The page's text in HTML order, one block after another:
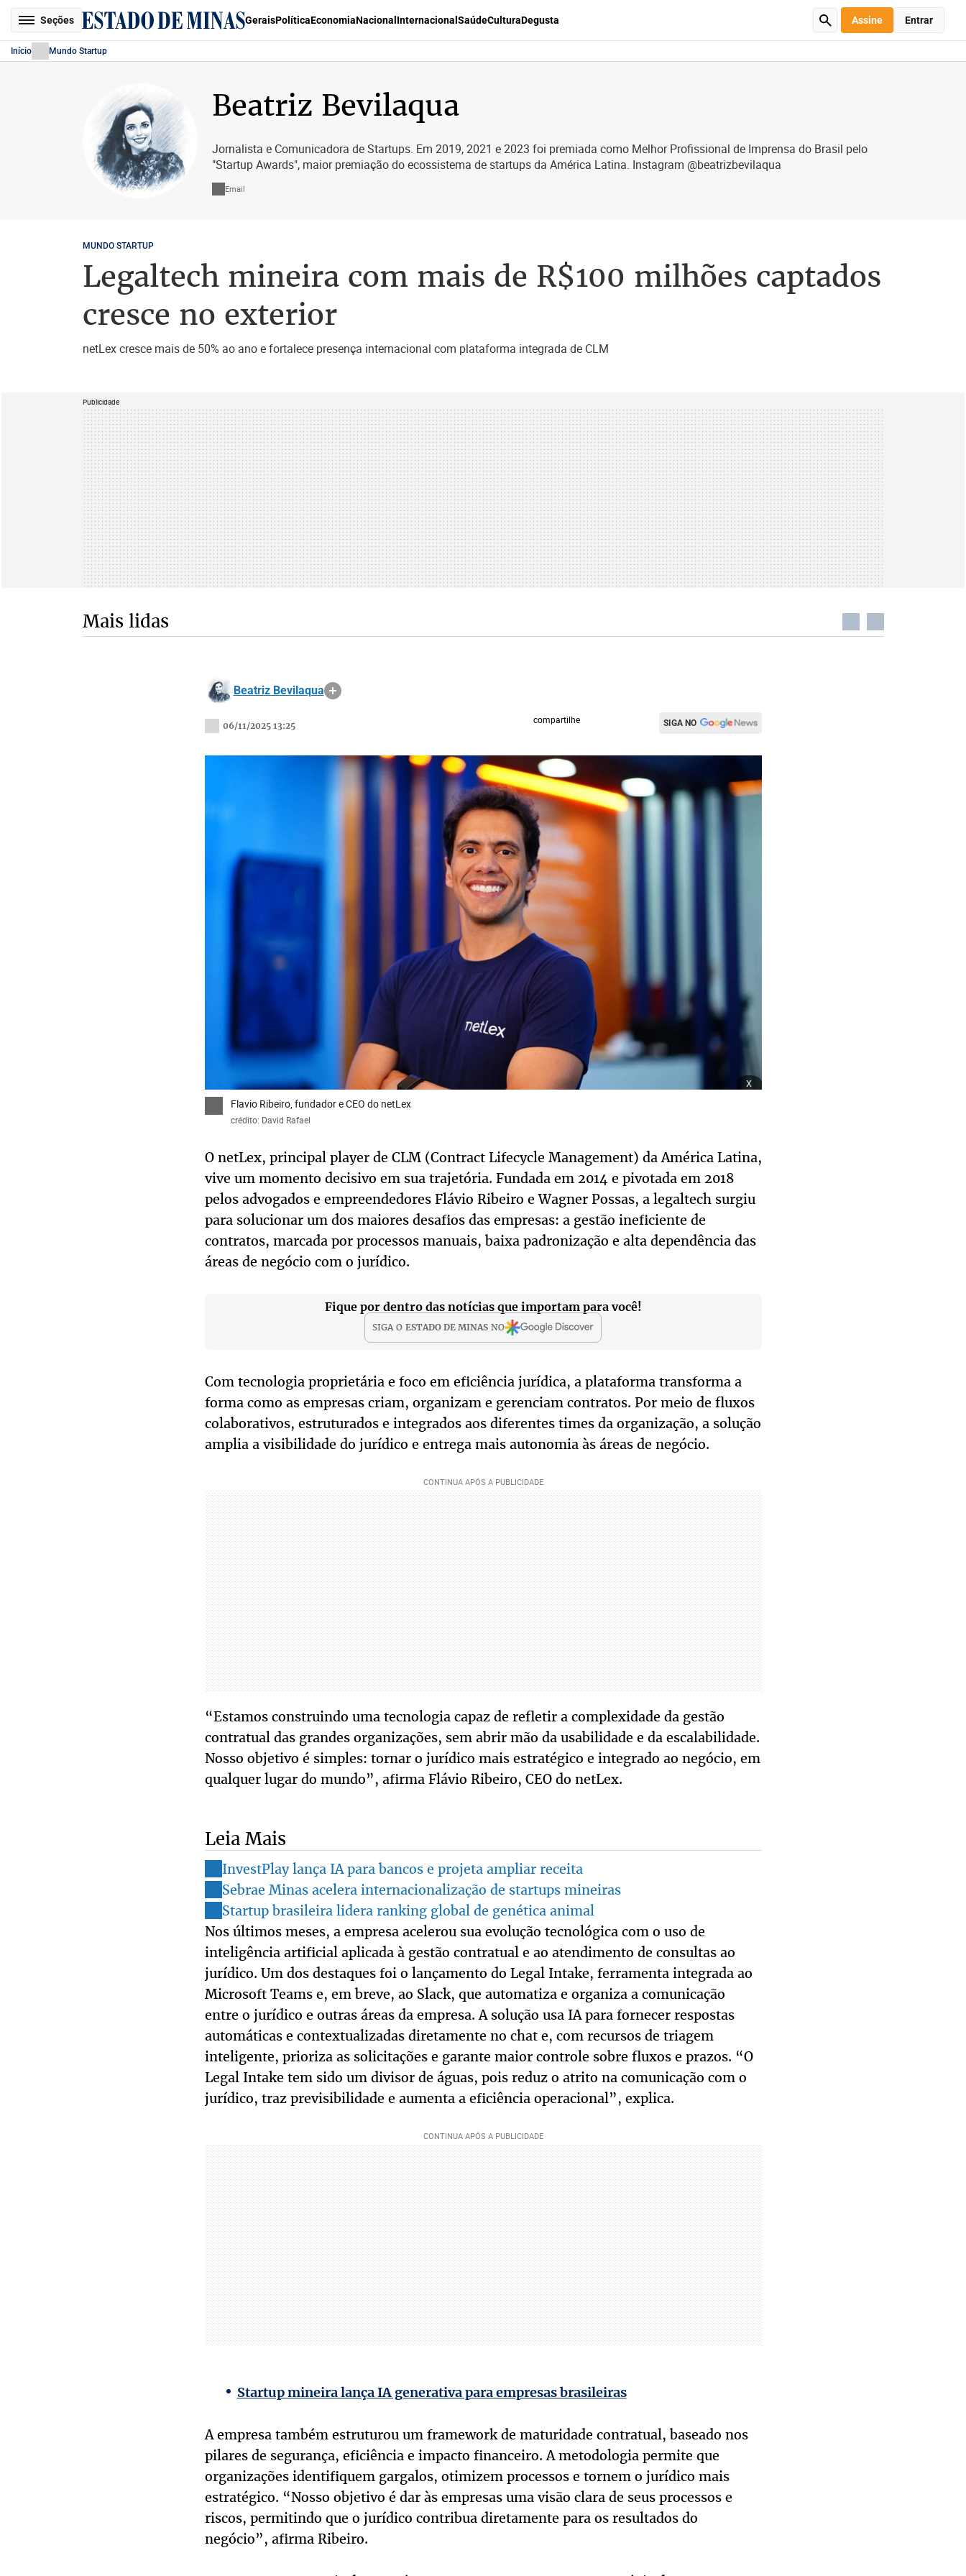
Seções GeraisPolíticaEconomiaNacional Internacional SaúdeCulturaDegusta Assine Entrar
Início Mundo Startup
Beatriz Bevilaqua
Jornalista e Comunicadora de Startups. Em 2019, 2021 e 2023 foi premiada como Melhor Profissional de Imprensa do Brasil pelo
"Startup Awards", maior premiação do ecossistema de startups da América Latina. Instagram @beatrizbevilaqua
Email
MUNDO STARTUP
Legaltech mineira com mais de R$100 milhões captados
cresce no exterior
netLex cresce mais de 50% ao ano e fortalece presença internacional com plataforma integrada de CLM
Publicidade
Mais lidas
Beatriz Bevilaqua
06/11/2025 13:25
compartilhe SIGA NO
x
Flavio Ribeiro, fundador e CEO do netLex
crédito: David Rafael
O netLex, principal player de CLM (Contract Lifecycle Management) da América Latina,
vive um momento decisivo em sua trajetória. Fundada em 2014 e pivotada em 2018
pelos advogados e empreendedores Flávio Ribeiro e Wagner Possas, a legaltech surgiu
para solucionar um dos maiores desafios das empresas: a gestão ineficiente de
contratos, marcada por processos manuais, baixa padronização e alta dependência das
áreas de negócio com o jurídico.
Fique por dentro das notícias que importam para você!
SIGA O ESTADO DE MINAS NO
Com tecnologia proprietária e foco em eficiência jurídica, a plataforma transforma a
forma como as empresas criam, organizam e gerenciam contratos. Por meio de fluxos
colaborativos, estruturados e integrados aos diferentes times da organização, a solução
amplia a visibilidade do jurídico e entrega mais autonomia às áreas de negócio.
“Estamos construindo uma tecnologia capaz de refletir a complexidade da gestão
contratual das grandes organizações, sem abrir mão da usabilidade e da escalabilidade.
Nosso objetivo é simples: tornar o jurídico mais estratégico e integrado ao negócio, em
qualquer lugar do mundo”, afirma Flávio Ribeiro, CEO do netLex.
Leia Mais
InvestPlay lança IA para bancos e projeta ampliar receita
Sebrae Minas acelera internacionalização de startups mineiras
Startup brasileira lidera ranking global de genética animal
Nos últimos meses, a empresa acelerou sua evolução tecnológica com o uso de
inteligência artificial aplicada à gestão contratual e ao atendimento de consultas ao
jurídico. Um dos destaques foi o lançamento do Legal Intake, ferramenta integrada ao
Microsoft Teams e, em breve, ao Slack, que automatiza e organiza a comunicação
entre o jurídico e outras áreas da empresa. A solução usa IA para fornecer respostas
automáticas e contextualizadas diretamente no chat e, com recursos de triagem
inteligente, prioriza as solicitações e garante maior controle sobre fluxos e prazos. “O
Legal Intake tem sido um divisor de águas, pois reduz o atrito na comunicação com o
jurídico, traz previsibilidade e aumenta a eficiência operacional”, explica.
Startup mineira lança IA generativa para empresas brasileiras
A empresa também estruturou um framework de maturidade contratual, baseado nos
pilares de segurança, eficiência e impacto financeiro. A metodologia permite que
organizações identifiquem gargalos, otimizem processos e tornem o jurídico mais
estratégico. “Nosso objetivo é dar às empresas uma visão clara de seus processos e
riscos, permitindo que o jurídico contribua diretamente para os resultados do
negócio”, afirma Ribeiro.